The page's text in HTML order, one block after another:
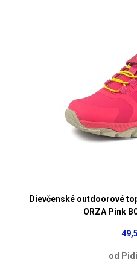
Dievčenské outdoorové
ORZA Pink
od